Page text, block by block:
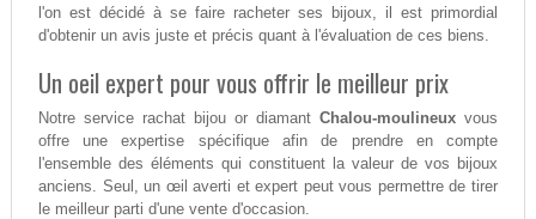
l'on est décidé à se faire racheter ses bijoux, il est primordial
d'obtenir un avis juste et précis quant à l'évaluation de ces biens.
Un oeil expert pour vous offrir le meilleur prix
Notre service rachat bijou or diamantChalou-moulineux vous
offre une expertise spécifique afin de prendre en compte
l'ensemble des éléments qui constituent la valeur de vos bijoux
anciens. Seul, un œil averti et expert peut vous permettre de tirer
le meilleur parti d'une vente d'occasion.